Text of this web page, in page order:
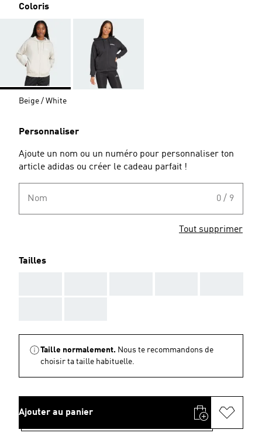
Coloris
Beige / White
Personnaliser
Ajoute un nom ou un numéro pour personnaliser ton
article adidas ou créer le cadeau parfait !
Nom 0 / 9
Tout supprimer
Tailles
Taille normalement. Nous te recommandons de
choisir ta taille habituelle.
Ajouter au panier